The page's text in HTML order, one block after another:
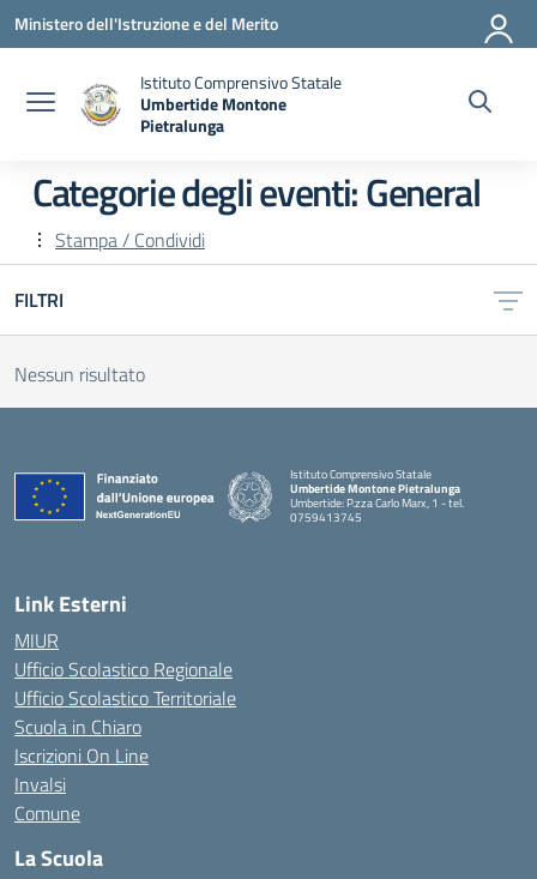
Vai ai contenuti
Vai al menu di navigazione
Vai al footer
Ministero dell'Istruzione e del Merito
Istituto Comprensivo Statale
Umbertide Montone
Pietralunga
Categorie degli eventi:General
Stampa / Condividi
FILTRI
Nessun risultato
Istituto Comprensivo Statale
Umbertide Montone Pietralunga
Umbertide: P.zza Carlo Marx, 1 - tel.
0759413745
Link Esterni
MIUR
Ufficio Scolastico Regionale
Ufficio Scolastico Territoriale
Scuola in Chiaro
Iscrizioni On Line
Invalsi
Comune
La Scuola